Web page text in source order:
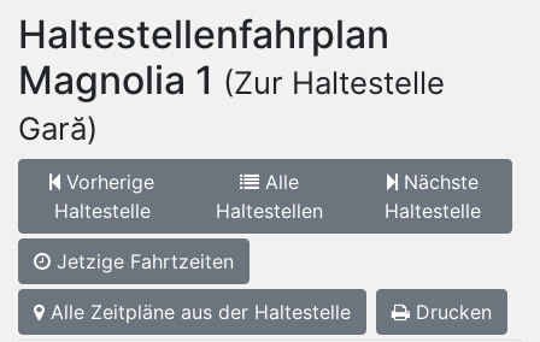
Haltestellenfahrplan
Magnolia 1 (Zur Haltestelle
Gară)
Vorherige
Haltestelle
Alle
Haltestellen
Nächste
Haltestelle
Jetzige Fahrtzeiten
Alle Zeitpläne aus der Haltestelle Drucken